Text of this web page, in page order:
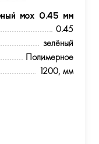
мох 0.45 мм
0.45
зелёный
Полимерное
1200, мм